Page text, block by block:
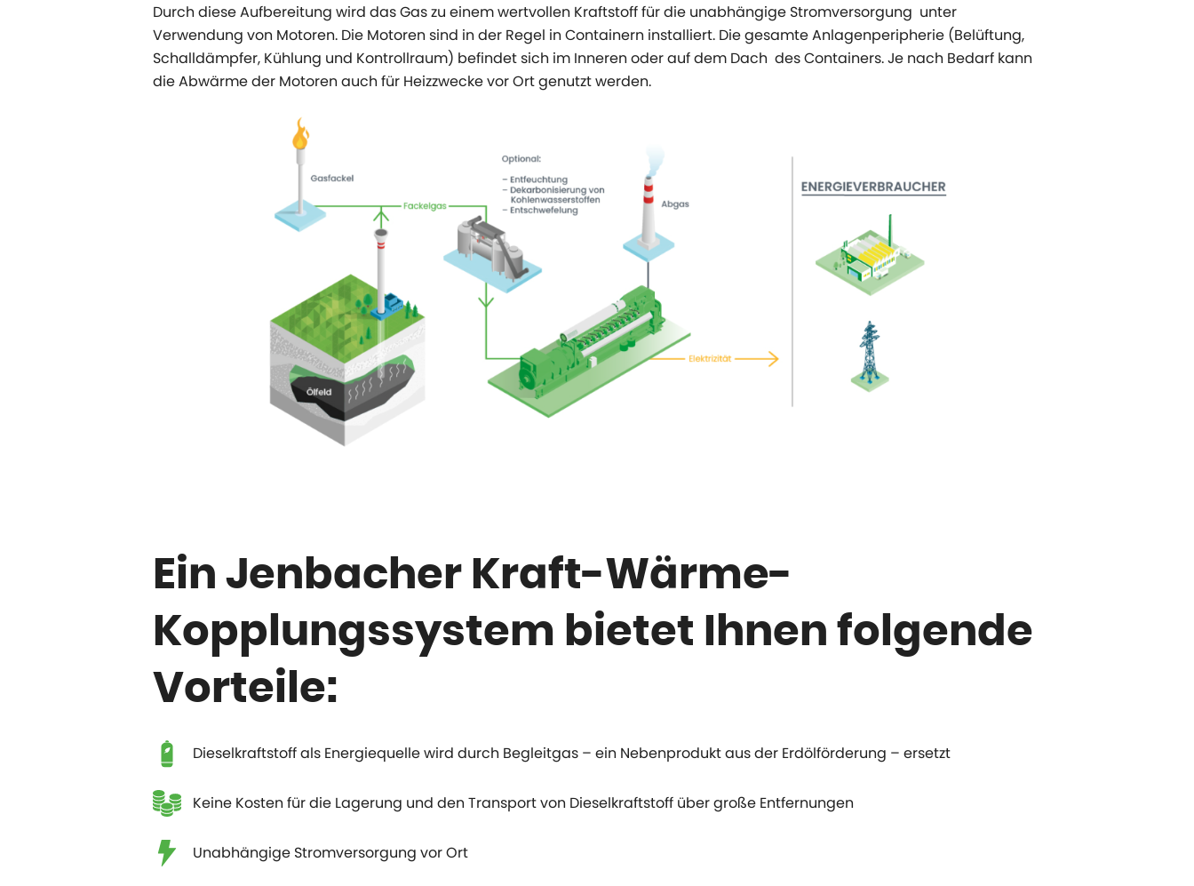
Durch diese Aufbereitung wird das Gas zu einem wertvollen Kraftstoff für die unabhängige Stromversorgung unter
Verwendung von Motoren. Die Motoren sind in der Regel in Containern installiert. Die gesamte Anlagenperipherie (Belüftung,
Schalldämpfer, Kühlung und Kontrollraum) befindet sich im Inneren oder auf dem Dach des Containers. Je nach Bedarf kann
die Abwärme der Motoren auch für Heizzwecke vor Ort genutzt werden.
Ein Jenbacher Kraft-Wärme-
Kopplungssystem bietet Ihnen folgende
Vorteile:
Dieselkraftstoff als Energiequelle wird durch Begleitgas – ein Nebenprodukt aus der Erdölförderung – ersetzt
Keine Kosten für die Lagerung und den Transport von Dieselkraftstoff über große Entfernungen
Unabhängige Stromversorgung vor Ort